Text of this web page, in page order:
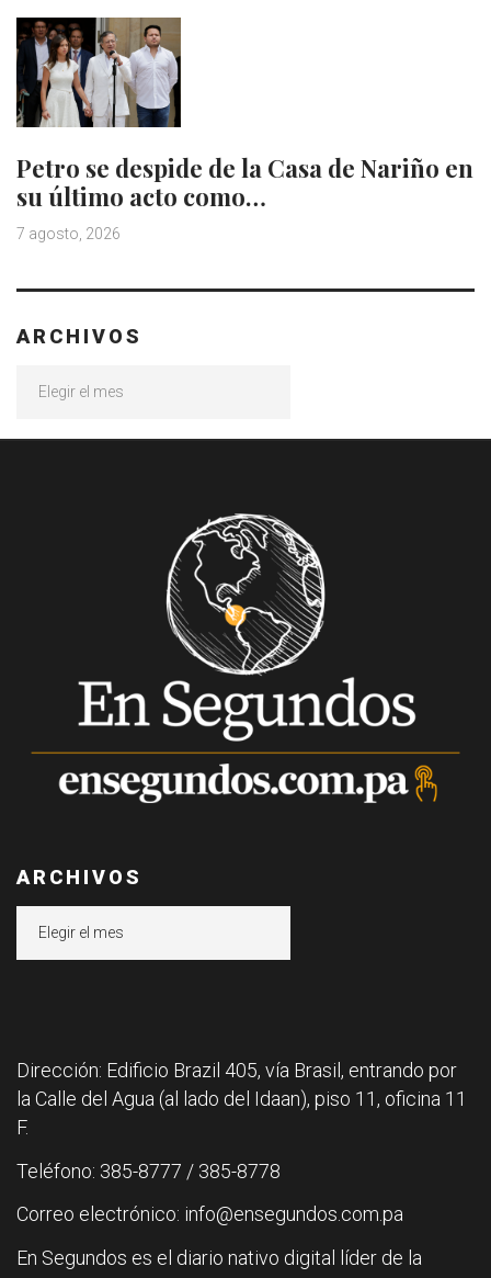
Petro se despide de la Casa de Nariño en
su último acto como…
7 agosto, 2026
ARCHIVOS
ARCHIVOS
Dirección: Edificio Brazil 405, vía Brasil, entrando por
la Calle del Agua (al lado del Idaan), piso 11, oficina 11
F.
Teléfono: 385-8777 / 385-8778
Correo electrónico: info@ensegundos.com.pa
En Segundos es el diario nativo digital líder de la